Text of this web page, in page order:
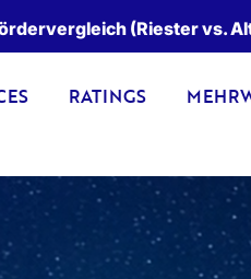
(Riester vs.
RATINGS